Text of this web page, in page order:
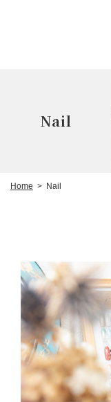
Nail
Home > Nail